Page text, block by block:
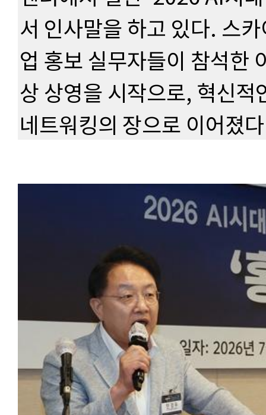
서 인사말을 하고 있다. 스
업 홍보 실무자들이 참석한
상 상영을 시작으로, 혁신
네트워킹의 장으로 이어졌